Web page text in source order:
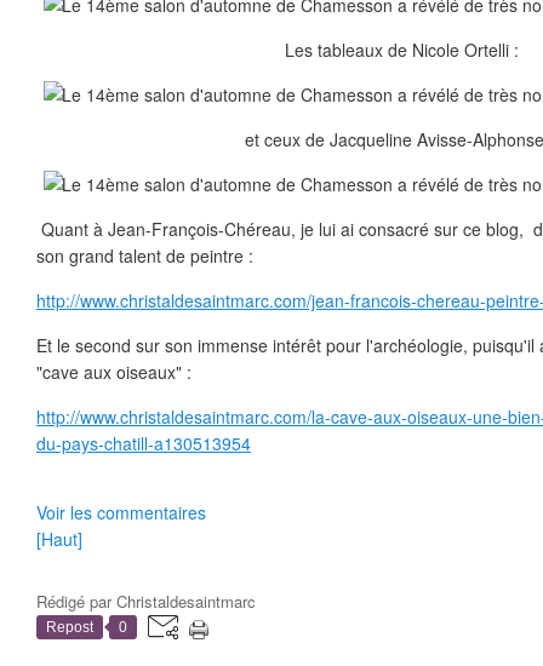
Les tableaux de Nicole Ortelli :
et ceux de Jacqueline Avisse-
Quant à Jean-François-Chéreau, je lui ai consacré sur ce blog,
son grand talent de peintre :
http://www.christaldesaintmarc.com/jean-francois-chereau-
Et le second sur son immense intérêt pour l'archéologie,
"cave aux oiseaux" :
http://www.christaldesaintmarc.com/la-cave-aux-oiseaux-une-
du-pays-chatill-a130513954
Voir les commentaires
[Haut]
Rédigé parChristaldesaintmarc
Repost 0